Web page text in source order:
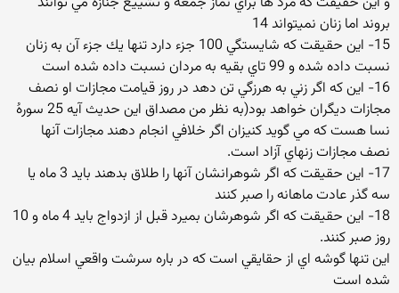
بروند اما زنان نميتواند 14
15- اين حقيقت كه شايستگي 100 جزء دارد تنها يك جزء آن به زنان
نسبت داده شده و 99 تاي بقيه به مردان نسبت داده شده است
16- اين كه اگر زني به هرزگي تن دهد در روز قيامت مجازات او نصف
مجازات ديگران خواهد بود(به نظر من مصداق اين حديث آيه 25 سورهُ
نسا هست كه مي گويد كنيزان اگر خلافي انجام دهند مجازات آنها
نصف مجازات زنهاي آزاد است.
17- اين حقيقت كه اگر شوهرانشان آنها را طلاق بدهند بايد 3 ماه يا
سه گذر عادت ماهانه را صبر كنند
18- اين حقيقت كه اگر شوهرشان بميرد قبل از ازدواج بايد 4 ماه و 10
روز صبر كنند.
اين تنها گوشه اي از حقايقي است كه در باره سرشت واقعي اسلام بيان
شده است